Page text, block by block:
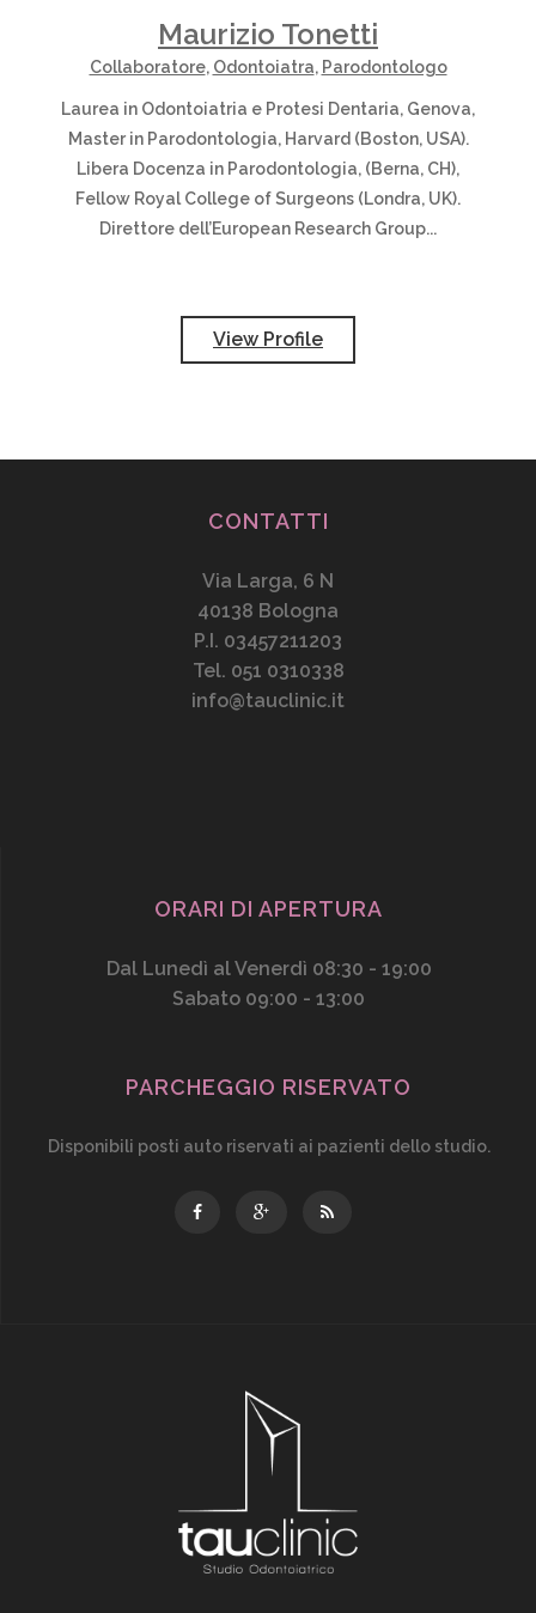
Maurizio Tonetti
Collaboratore, Odontoiatra, Parodontologo
Laurea in Odontoiatria e Protesi Dentaria, Genova,
Master in Parodontologia, Harvard (Boston, USA).
Libera Docenza in Parodontologia, (Berna, CH),
Fellow Royal College of Surgeons (Londra, UK).
Direttore dell’European Research Group...
View Profile
CONTATTI
Via Larga, 6 N
40138 Bologna
P.I. 03457211203
Tel. 051 0310338
info@tauclinic.it
ORARI DI APERTURA
Dal Lunedì al Venerdì 08:30 - 19:00
Sabato 09:00 - 13:00
PARCHEGGIO RISERVATO
Disponibili posti auto riservati ai pazienti dello studio.